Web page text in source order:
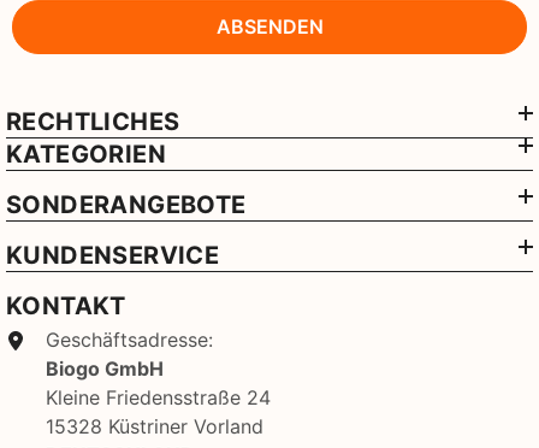
ABSENDEN
RECHTLICHES
KATEGORIEN
SONDERANGEBOTE
KUNDENSERVICE
KONTAKT
Geschäftsadresse:
Biogo GmbH
Kleine Friedensstraße 24
15328 Küstriner Vorland